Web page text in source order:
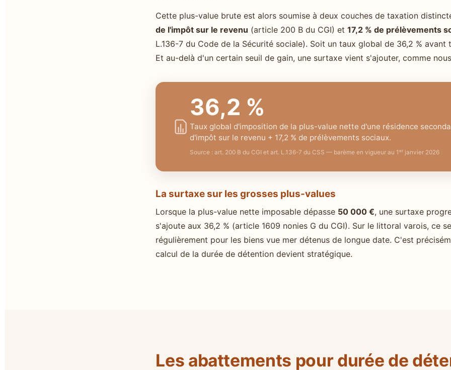
Cette plus-value brute est alors soumise à deux couches de taxation
de l'impôt sur le revenu (article 200 B du CGI) et17,2 % de prélèvements
L.136-7 du Code de la Sécurité sociale). Soit un taux global de 36,2 % avant
Et au-delà d'un certain seuil de gain, une surtaxe vient s'ajouter, comme
36,2 %
Taux global d'imposition de la plus-value nette d'une résidence
d'impôt sur le revenu + 17,2 % de prélèvements sociaux.
Source : art. 200 B du CGI et art. L.136-7 du CSS — barème en vigueur au 1ᵉʳ janvier 2026
La surtaxe sur les grosses plus-values
Lorsque la plus-value nette imposable dépasse 50 000 €, une surtaxe
s'ajoute aux 36,2 % (article 1609 nonies G du CGI). Sur le littoral varois, ce
régulièrement pour les biens vue mer détenus de longue date. C'est
calcul de la durée de détention devient stratégique.
Les abattements pour durée de